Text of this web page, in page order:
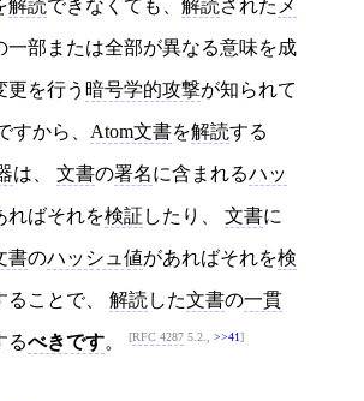
解読できなくても、 解読された メ
一部または全部が異なる意味を成
更を行う 暗号学的攻撃が知られて
すから、 Atom文書を解読する
は、 文書の署名に含まれるハッ
ればそれを検証 したり、 文書に
書のハッシュ値があればそれを検
ることで、 解読 した文書の一貫
るべきです。 RFC 4287 5.2., >>41